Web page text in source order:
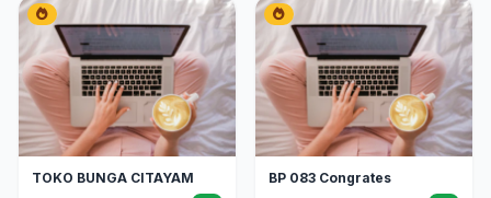
TOKO BUNGA CITAYAM
BP 083 Congrates